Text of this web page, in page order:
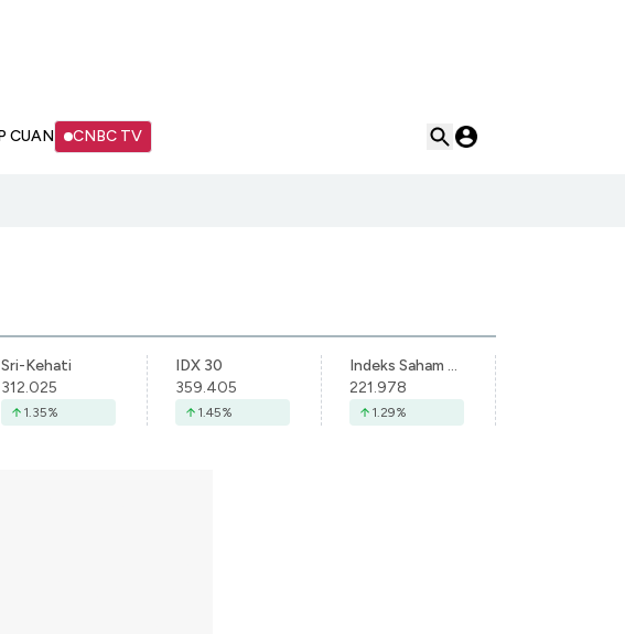
CUAN CNBC TV
Sri-Kehati
312.025
1.35%
IDX 30
359.405
1.45%
Indeks Saham Syariah Indonesia
221.978
1.29%